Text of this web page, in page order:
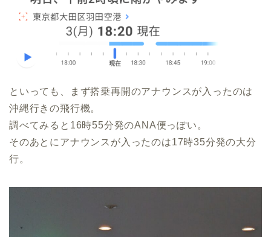
といっても、まず搭乗再開のアナウンスが入ったのは
沖縄行きの飛行機。
調べてみると16時55分発のANA便っぽい。
そのあとにアナウンスが入ったのは17時35分発の大分
行。